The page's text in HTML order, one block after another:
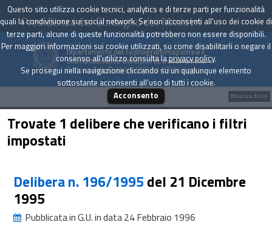
Presidenza del Consiglio dei Ministri
Dipartimento per la programmazione e il
coordinamento della politica economica
Archivio delle Delibere CIPE dal 1967 a oggi
Trovate 1 delibere che verificano i filtri
impostati
Delibera n. 196/1995 del 21 Dicembre
1995
Pubblicata in G.U. in data 24 Febbraio 1996
Mostra filtri
Questo sito utilizza cookie tecnici, analytics e di terze parti per funzionalità
quali la condivisione sui social network. Se non acconsenti all'uso dei cookie di
terze parti, alcune di queste funzionalità potrebbero non essere disponibili.
Per maggiori informazioni sui cookie utilizzati, su come disabilitarli o negare il
consenso all'utilizzo consulta laprivacy policy.
Se prosegui nella navigazione cliccando su un qualunque elemento
sottostante acconsenti all'uso di tutti i cookie.
Acconsento